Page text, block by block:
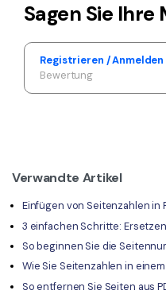
Sagen Sie Ihre
Registrieren / Anmelden
Bewertung
Verwandte Artikel
Einfügen von Seitenzahlen in
3 einfachen Schritte:
So beginnen Sie die
Wie Sie Seitenzahlen in
So entfernen Sie Seiten aus